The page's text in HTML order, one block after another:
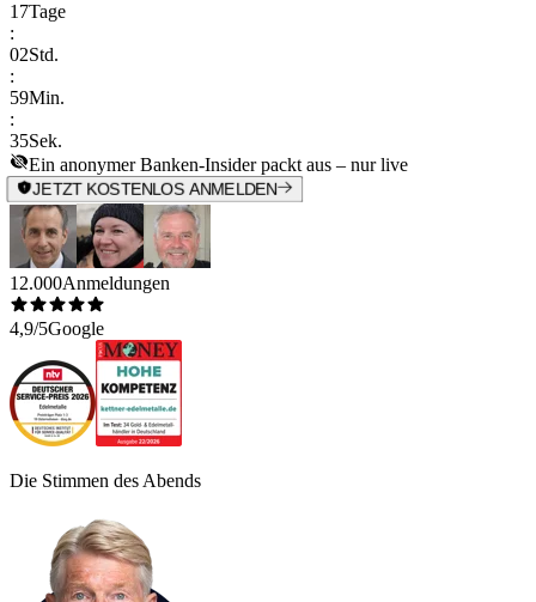
17Tage
:
02Std.
:
59Min.
:
35Sek.
Ein anonymer Banken-Insider packt aus – nur live
JETZT KOSTENLOS ANMELDEN
12.000Anmeldungen
4,9/5Google
Die Stimmen des Abends